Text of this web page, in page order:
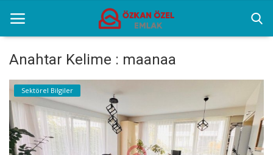
Anasayfa
Sektörel Bilgiler
Gayrettepe Binalar
Anahtar Kelime : maanaa
Sektörel Bilgiler